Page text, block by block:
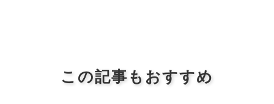
この記事もおすすめ